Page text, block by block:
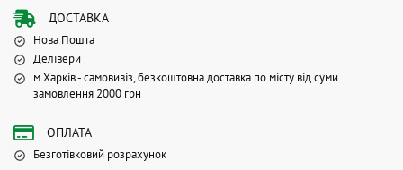
ДОСТАВКА
Нова Пошта
Делівери
м.Харків - самовивіз, безкоштовна доставка по місту від суми
замовлення 2000 грн
ОПЛАТА
Безготівковий розрахунок